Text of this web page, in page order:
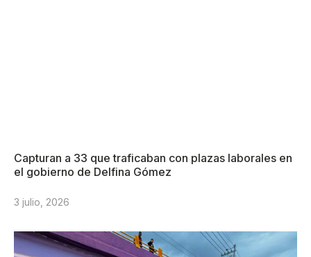
Capturan a 33 que traficaban con plazas laborales en
el gobierno de Delfina Gómez
3 julio, 2026